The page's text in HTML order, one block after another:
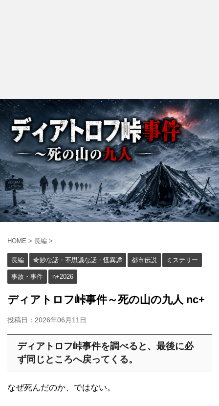
HOME > 長編 >
長編 奇妙な話・不思議な話・怪異譚 都市伝説 ミステリー
事故・事件 n+2026
ディアトロフ峠事件～死の山の九人 nc+
投稿日： 2026年06月11日
ディアトロフ峠事件を調べると、最後に必
ず同じところへ戻ってくる。
なぜ死んだのか、ではない。